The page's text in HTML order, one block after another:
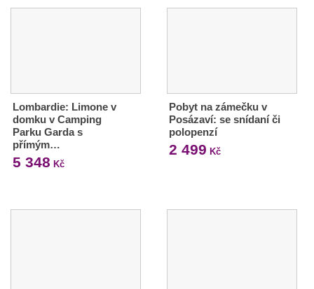
Lombardie: Limone v
domku v Camping
Parku Garda s
přímým…
5 348 Kč
Pobyt na zámečku v
Posázaví: se snídaní či
polopenzí
2 499 Kč